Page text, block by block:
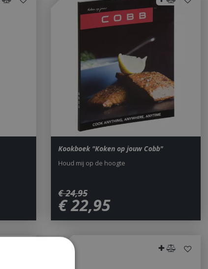
Kookboek "Koken op jouw Cobb"
€ 24,95
€22,95
Houd mij op de hoogte